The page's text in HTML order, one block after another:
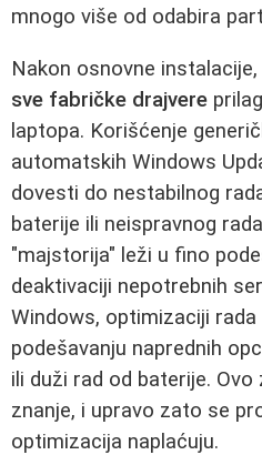
mnogo više od odabira
Nakon osnovne
sve fabričke drajvere
laptopa. Korišćenje
automatskih Windows
dovesti do nestabilnog
baterije ili neispravnog
"majstorija" leži u fino
deaktivaciji nepotrebnih
Windows, optimizaciji
podešavanju naprednih
ili duži rad od baterije.
znanje, i upravo zato se
optimizacija naplaćuju.